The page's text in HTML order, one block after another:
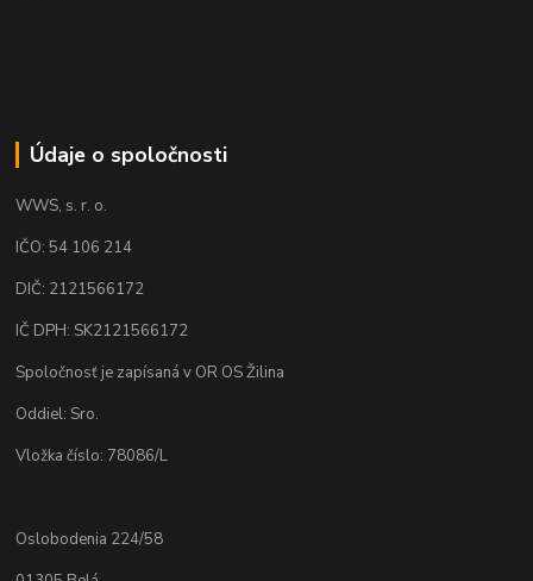
Údaje o spoločnosti
WWS, s. r. o.
IČO: 54 106 214
DIČ: 2121566172
IČ DPH: SK2121566172
Spoločnosť je zapísaná v OR OS Žilina
Oddiel: Sro.
Vložka číslo: 78086/L
Oslobodenia 224/58